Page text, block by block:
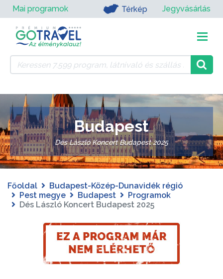
Mai programok Térkép Jegyvásárlás
Budapest
Dés László Koncert Budapest 2025
Főoldal
Budapest-Közép-Dunavidék régió
Pest megye
Budapest
Programok
Dés László Koncert Budapest 2025